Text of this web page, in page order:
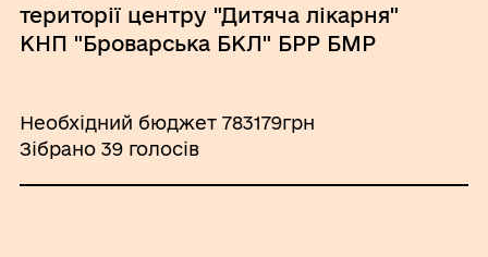
території центру "Дитяча лікарня"
КНП "Броварська БКЛ" БРР БМР
Необхідний бюджет 783179грн
Зібрано 39 голосів